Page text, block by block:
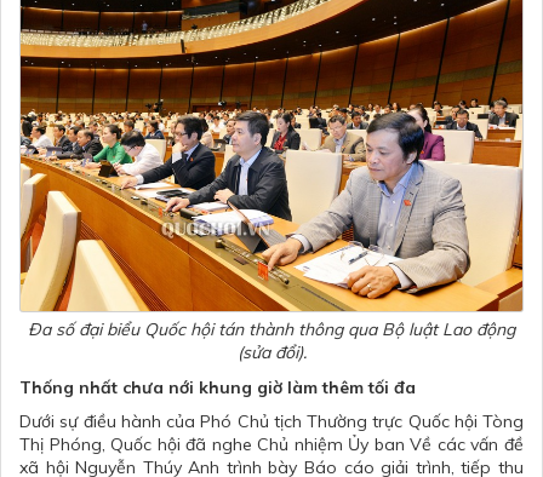
Đa số đại biểu Quốc hội tán thành thông qua Bộ luật Lao động
(sửa đổi).
Thống nhất chưa nới khung giờ làm thêm tối đa
Dưới sự điều hành của Phó Chủ tịch Thường trực Quốc hội Tòng
Thị Phóng, Quốc hội đã nghe Chủ nhiệm Ủy ban Về các vấn đề
xã hội Nguyễn Thúy Anh trình bày Báo cáo giải trình, tiếp thu